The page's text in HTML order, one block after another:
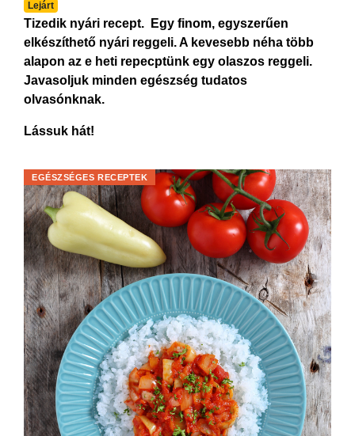
Lejárt
Tizedik nyári recept. Egy finom, egyszerűen
elkészíthető nyári reggeli. A kevesebb néha több
alapon az e heti repecptünk egy olaszos reggeli.
Javasoljuk minden egészség tudatos
olvasónknak.
Lássuk hát!
EGÉSZSÉGES RECEPTEK